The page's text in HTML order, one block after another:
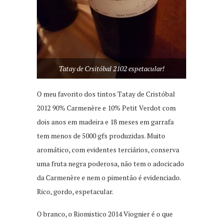
Tatay de Crsitóbal 2102 espetacular!
O meu favorito dos tintos Tatay de Cristóbal
2012 90% Carmenère e 10% Petit Verdot com
dois anos em madeira e 18 meses em garrafa
tem menos de 5000 gfs produzidas. Muito
aromático, com evidentes terciários, conserva
uma fruta negra poderosa, não tem o adocicado
da Carmenère e nem o pimentão é evidenciado.
Rico, gordo, espetacular.
O branco, o Riomistico 2014 Viognier é o que